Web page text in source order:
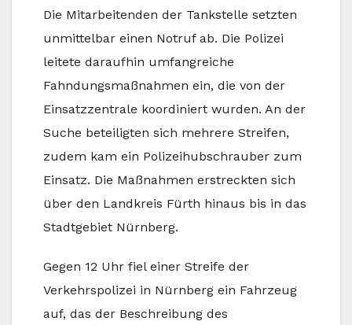
Die Mitarbeitenden der Tankstelle setzten
unmittelbar einen Notruf ab. Die Polizei
leitete daraufhin umfangreiche
Fahndungsmaßnahmen ein, die von der
Einsatzzentrale koordiniert wurden. An der
Suche beteiligten sich mehrere Streifen,
zudem kam ein Polizeihubschrauber zum
Einsatz. Die Maßnahmen erstreckten sich
über den Landkreis Fürth hinaus bis in das
Stadtgebiet Nürnberg.
Gegen 12 Uhr fiel einer Streife der
Verkehrspolizei in Nürnberg ein Fahrzeug
auf, das der Beschreibung des